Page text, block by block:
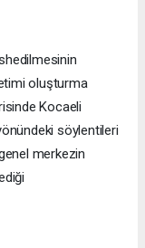
oluşturma
Kocaeli
söylentileri
merkezin